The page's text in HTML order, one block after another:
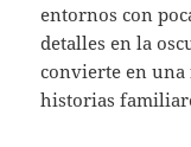
entornos con
detalles en la
convierte en
historias